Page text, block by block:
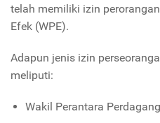
telah memiliki izin
Efek (WPE).
Adapun jenis izin
meliputi:
Wakil Perantara